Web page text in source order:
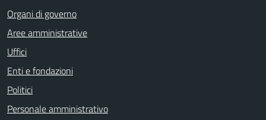
Organi di governo
Aree amministrative
Uffici
Enti e fondazioni
Politici
Personale amministrativo